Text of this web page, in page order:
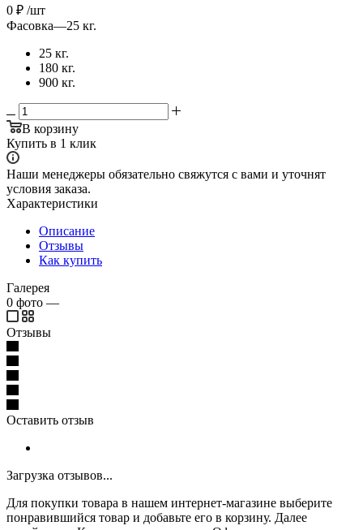
0 ₽ /шт
Фасовка—25 кг.
25 кг.
180 кг.
900 кг.
В корзину
Купить в 1 клик
Наши менеджеры обязательно свяжутся с вами и уточнят
условия заказа.
Характеристики
Описание
Отзывы
Как купить
Галерея
0 фото —
Отзывы
Оставить отзыв
Загрузка отзывов...
Для покупки товара в нашем интернет-магазине выберите
понравившийся товар и добавьте его в корзину. Далее